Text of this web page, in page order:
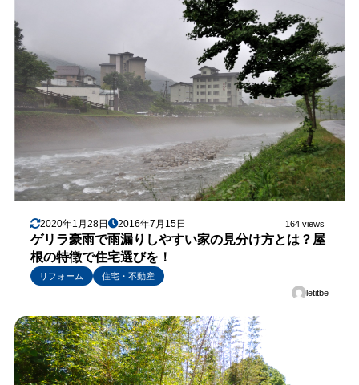
2020年1月28日 2016年7月15日 164 views
ゲリラ豪雨で雨漏りしやすい家の見分け方とは？屋
根の特徴で住宅選びを！
リフォーム
住宅・不動産
letitbe